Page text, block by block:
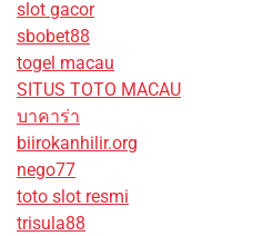
slot gacor
sbobet88
togel macau
SITUS TOTO MACAU
บาคาร่า
biirokanhilir.org
nego77
toto slot resmi
trisula88